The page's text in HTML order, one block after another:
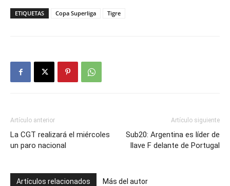
ETIQUETAS Copa Superliga Tigre
Artículo anterior
La CGT realizará el miércoles
un paro nacional
Artículo siguiente
Sub20: Argentina es líder de
llave F delante de Portugal
Artículos relacionados Más del autor